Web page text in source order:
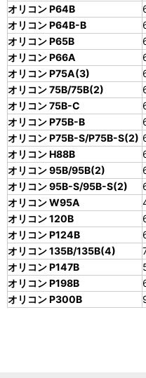
オリコン P64B
オリコン P64B-B
オリコン P65B
オリコン P66A
オリコン P75A(3)
オリコン 75B/75B(2)
オリコン 75B-C
オリコン P75B-B
オリコン P75B-S/P75B-S(2)
オリコン H88B
オリコン 95B/95B(2)
オリコン 95B-S/95B-S(2)
オリコン W95A
オリコン 120B
オリコン P124B
オリコン 135B/135B(4)
オリコン P147B
オリコン P198B
オリコン P300B